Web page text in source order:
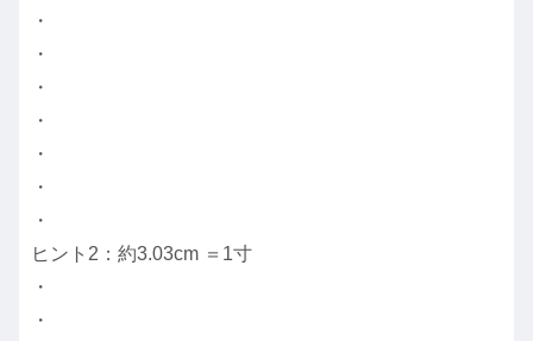
・
・
・
・
・
・
・
ヒント2：約3.03cm ＝1寸
・
・